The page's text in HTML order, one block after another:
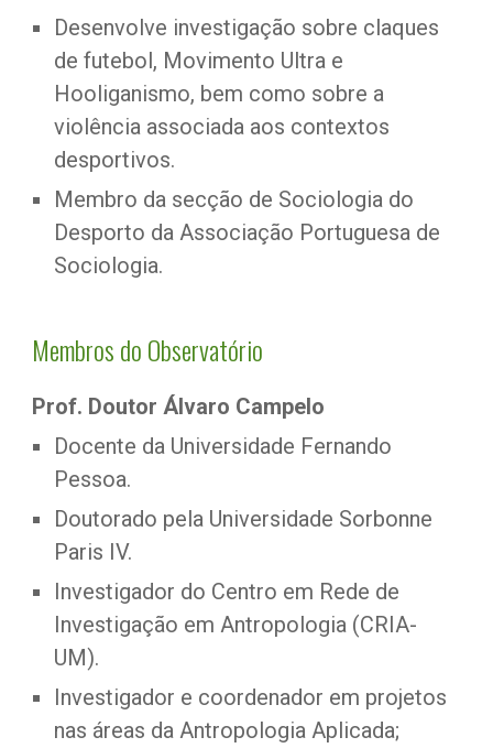
Desenvolve investigação sobre claques
de futebol, Movimento Ultra e
Hooliganismo, bem como sobre a
violência associada aos contextos
desportivos.
Membro da secção de Sociologia do
Desporto da Associação Portuguesa de
Sociologia.
Membros do Observatório
Prof. Doutor Álvaro Campelo
Docente da Universidade Fernando
Pessoa.
Doutorado pela Universidade Sorbonne
Paris IV.
Investigador do Centro em Rede de
Investigação em Antropologia (CRIA-
UM).
Investigador e coordenador em projetos
nas áreas da Antropologia Aplicada;